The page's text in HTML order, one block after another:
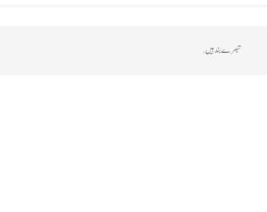
تبصرے بند ہیں.